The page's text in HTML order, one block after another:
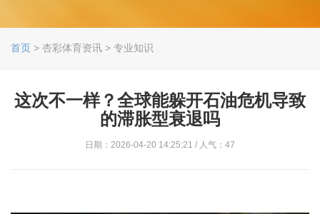
首页 > 杏彩体育资讯 > 专业知识
这次不一样？全球能躲开石油危机导致
的滞胀型衰退吗
日期：2026-04-20 14:25:21 / 人气：47